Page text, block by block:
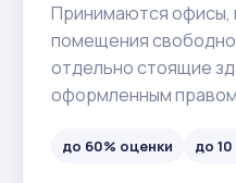
Принимаются офисы,
помещения
отдельно стоящие
оформленным
до 60% оценки до